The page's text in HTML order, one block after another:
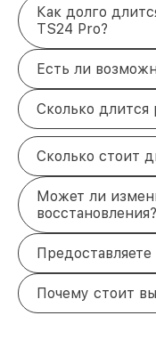
Как долго
TS24 Pro?
Есть ли
Сколько длится
Сколько стоит
Может ли
восстановления?
Почему стоит